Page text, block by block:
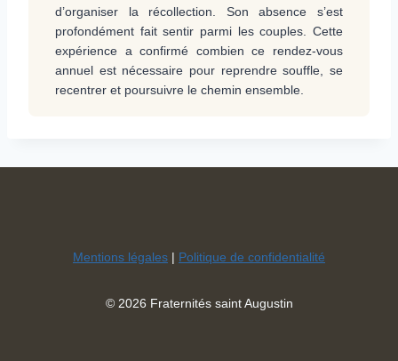
d’organiser la récollection. Son absence s’est
profondément fait sentir parmi les couples. Cette
expérience a confirmé combien ce rendez-vous
annuel est nécessaire pour reprendre souffle, se
recentrer et poursuivre le chemin ensemble.
Mentions légales | Politique de confidentialité
© 2026 Fraternités saint Augustin